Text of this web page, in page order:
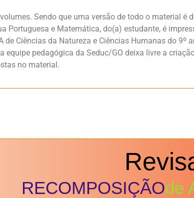
Sendo que uma versão de todo o material
Portuguesa e Matemática, do(a) estudante, é
de Ciências da Natureza e Ciências Humanas do 9º
pedagógica da Seduc/GO deixa livre a
no material.
RECOMPOSIÇÃOde